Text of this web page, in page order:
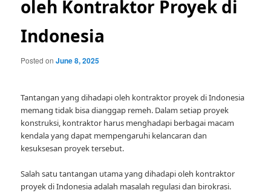
oleh Kontraktor Proyek di
Indonesia
Posted onJune 8, 2025
Tantangan yang dihadapi oleh kontraktor proyek di Indonesia
memang tidak bisa dianggap remeh. Dalam setiap proyek
konstruksi, kontraktor harus menghadapi berbagai macam
kendala yang dapat mempengaruhi kelancaran dan
kesuksesan proyek tersebut.
Salah satu tantangan utama yang dihadapi oleh kontraktor
proyek di Indonesia adalah masalah regulasi dan birokrasi.